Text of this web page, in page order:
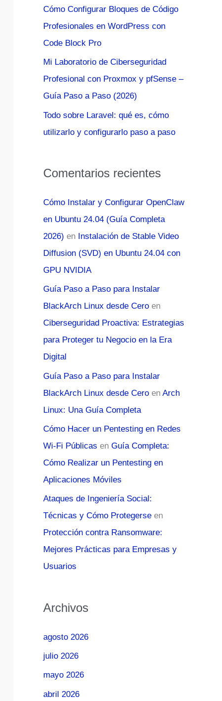
:
Cómo Configurar Bloques de Código
Profesionales en WordPress con
Code Block Pro
Mi Laboratorio de Ciberseguridad
Profesional con Proxmox y pfSense –
Guía Paso a Paso (2026)
Todo sobre Laravel: qué es, cómo
utilizarlo y configurarlo paso a paso
Comentarios recientes
Cómo Instalar y Configurar OpenClaw
en Ubuntu 24.04 (Guía Completa
2026) en Instalación de Stable Video
Diffusion (SVD) en Ubuntu 24.04 con
GPU NVIDIA
Guía Paso a Paso para Instalar
BlackArch Linux desde Cero en
Ciberseguridad Proactiva: Estrategias
para Proteger tu Negocio en la Era
Digital
Guía Paso a Paso para Instalar
BlackArch Linux desde Cero en Arch
Linux: Una Guía Completa
Cómo Hacer un Pentesting en Redes
Wi-Fi Públicas en Guía Completa:
Cómo Realizar un Pentesting en
Aplicaciones Móviles
Ataques de Ingeniería Social:
Técnicas y Cómo Protegerse en
Protección contra Ransomware:
Mejores Prácticas para Empresas y
Usuarios
Archivos
agosto 2026
julio 2026
mayo 2026
abril 2026